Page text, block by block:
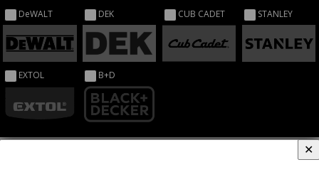
DeWALT DEK CUB CADET STANLEY
EXTOL B+D
✕